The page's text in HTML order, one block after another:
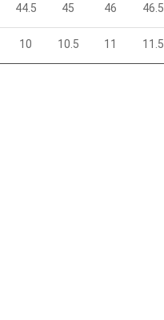
44.5 45 46 46.5
10 10.5 11 11.5